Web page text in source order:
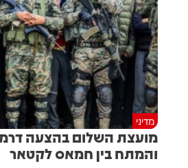
מדיני
מועצת השלום בהצעה
והמתח בין חמאס לקטאר